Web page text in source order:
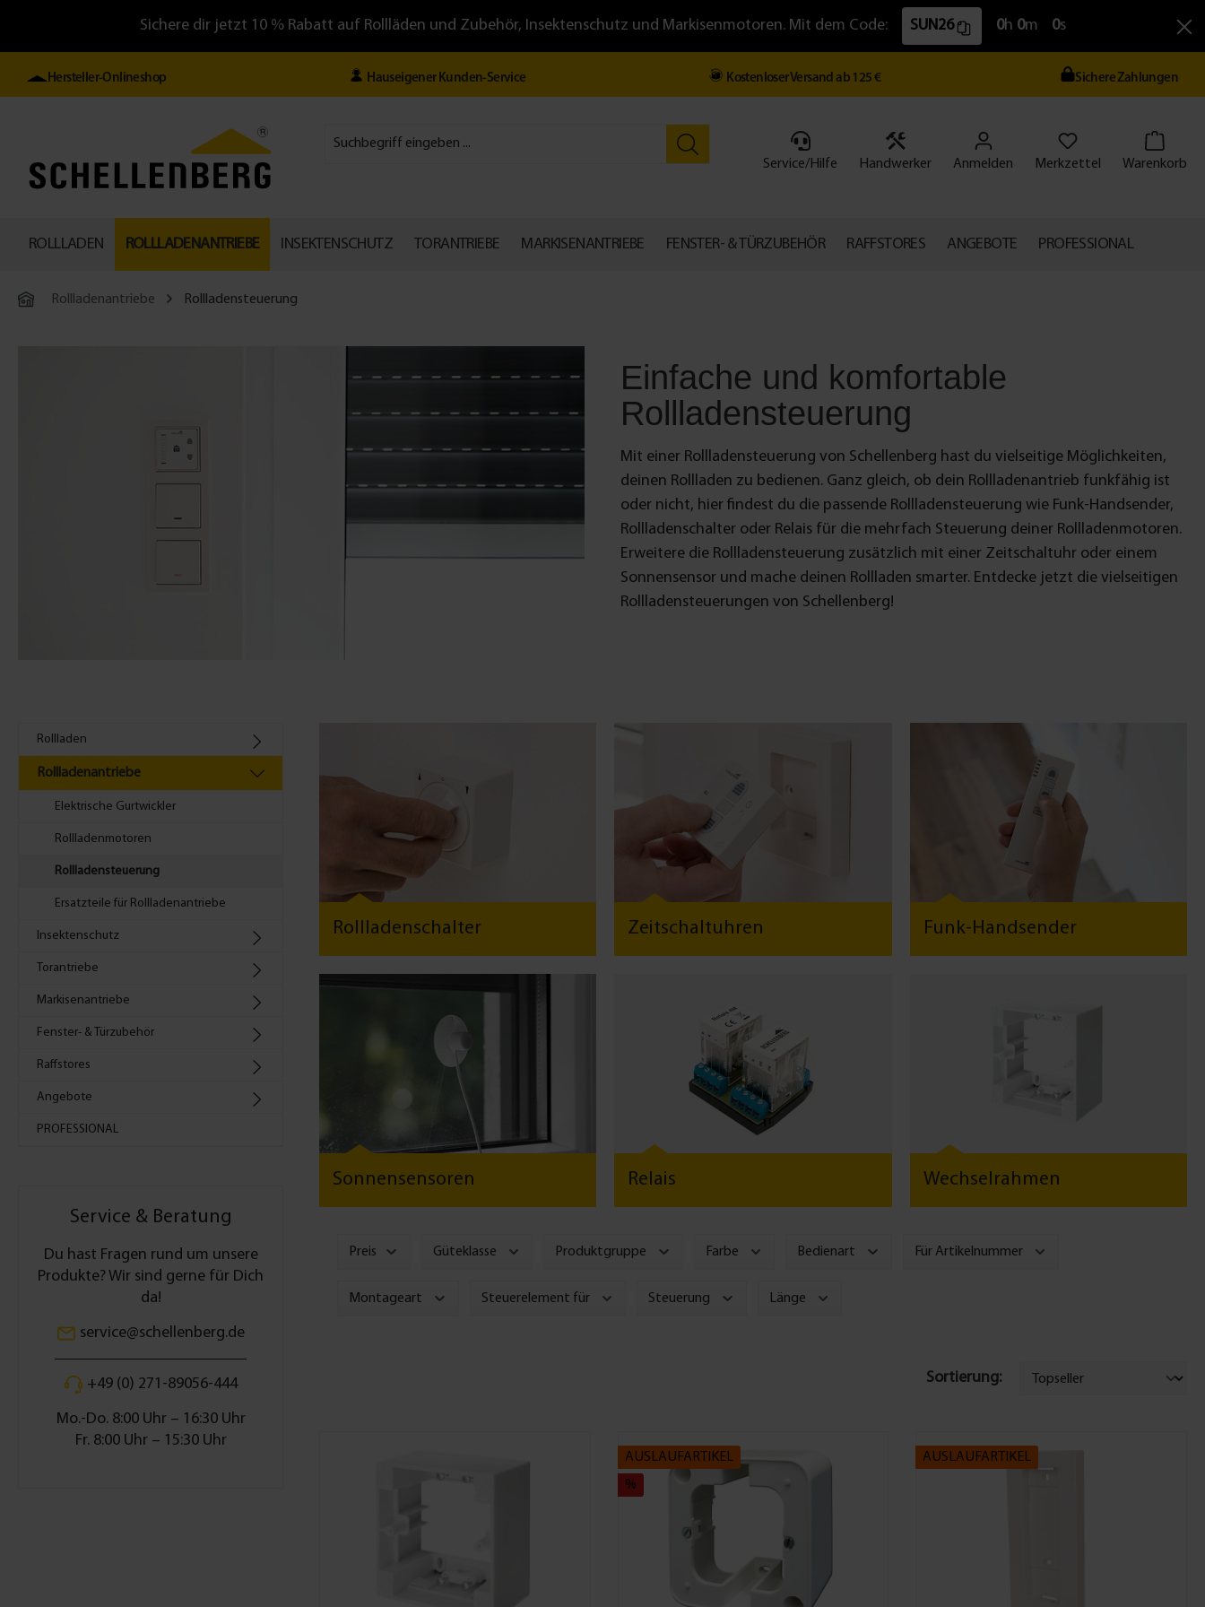
Sichere dir jetzt 10 % Rabatt auf Rollläden und Zubehör, Insektenschutz und Markisenmotoren. Mit dem Code: SUN26 0h 0m 0s
Hersteller-Onlineshop Hauseigener Kunden-Service Kostenloser Versand ab 125 € Sichere Zahlungen
Service/Hilfe Handwerker Anmelden Merkzettel Warenkorb
ROLLLADEN ROLLLADENANTRIEBE INSEKTENSCHUTZ TORANTRIEBE MARKISENANTRIEBE FENSTER- & TÜRZUBEHÖR RAFFSTORES ANGEBOTE PROFESSIONAL
Rollladenantriebe Rollladensteuerung
Einfache und komfortable
Rollladensteuerung
Mit einer Rollladensteuerung von Schellenberg hast du vielseitige Möglichkeiten,
deinen Rollladen zu bedienen. Ganz gleich, ob dein Rollladenantrieb funkfähig ist
oder nicht, hier findest du die passende Rollladensteuerung wie Funk-Handsender,
Rollladenschalter oder Relais für die mehrfach Steuerung deiner Rollladenmotoren.
Erweitere die Rollladensteuerung zusätzlich mit einer Zeitschaltuhr oder einem
Sonnensensor und mache deinen Rollladen smarter. Entdecke jetzt die vielseitigen
Rollladensteuerungen von Schellenberg!
Rollladen
Rollladenantriebe
Elektrische Gurtwickler
Rollladenmotoren
Rollladensteuerung
Ersatzteile für Rollladenantriebe
Insektenschutz
Torantriebe
Markisenantriebe
Fenster- & Türzubehör
Raffstores
Angebote
PROFESSIONAL
Service & Beratung
Du hast Fragen rund um unsere
Produkte? Wir sind gerne für Dich
da!
service@schellenberg.de
+49 (0) 271-89056-444
Mo.-Do. 8:00 Uhr – 16:30 Uhr
Fr. 8:00 Uhr – 15:30 Uhr
Rollladenschalter Zeitschaltuhren Funk-Handsender
Sonnensensoren Relais Wechselrahmen
Preis Güteklasse Produktgruppe Farbe Bedienart Für Artikelnummer
Montageart Steuerelement für Steuerung Länge
Sortierung:
AUSLAUFARTIKEL
%
AUSLAUFARTIKEL